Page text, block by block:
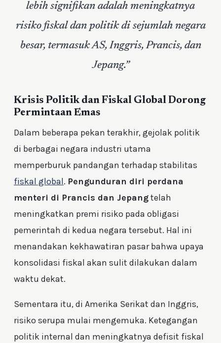
lebih signifikan adalah meningkatnya
risiko fiskal dan politik di sejumlah negara
besar, termasuk AS, Inggris, Prancis, dan
Jepang.”
Krisis Politik dan Fiskal Global Dorong
Permintaan Emas
Dalam beberapa pekan terakhir, gejolak politik
di berbagai negara industri utama
memperburuk pandangan terhadap stabilitas
fiskal global. Pengunduran diri perdana
menteri di Prancis dan Jepangtelah
meningkatkan premi risiko pada obligasi
pemerintah di kedua negara tersebut. Hal ini
menandakan kekhawatiran pasar bahwa upaya
konsolidasi fiskal akan sulit dilakukan dalam
waktu dekat.
Sementara itu, di Amerika Serikat dan Inggris,
risiko serupa mulai mengemuka. Ketegangan
politik internal dan meningkatnya defisit fiskal